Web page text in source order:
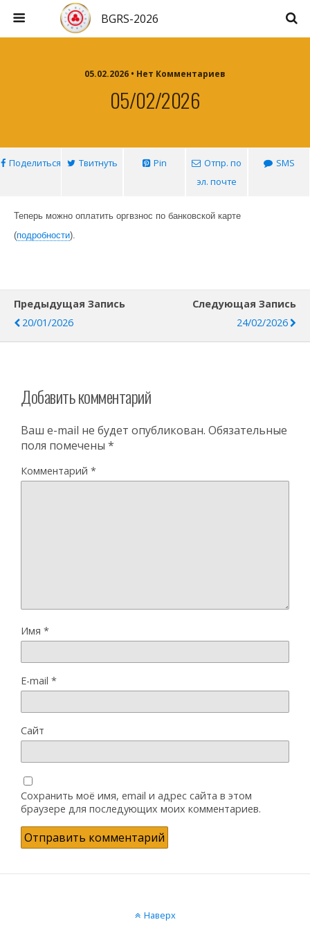
BGRS-2026
05.02.2026 • Нет Комментариев
05/02/2026
Поделиться Твитнуть Pin
Отпр. по
эл. почте
SMS
Теперь можно оплатить оргвзнос по банковской карте
(подробности).
Предыдущая Запись
20/01/2026
Следующая Запись
24/02/2026
Добавить комментарий
Ваш e-mail не будет опубликован. Обязательные
поля помечены *
Комментарий *
Имя *
E-mail *
Сайт
Сохранить моё имя, email и адрес сайта в этом
браузере для последующих моих комментариев.
Наверх